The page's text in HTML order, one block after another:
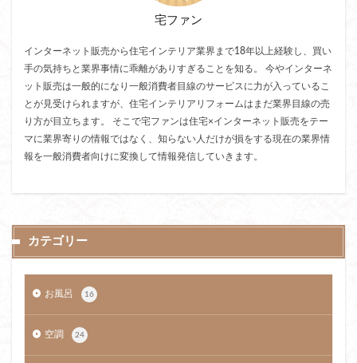
宅ファン
インターネット販売から住宅インテリア業界まで18年以上経験し、買い
手の気持ちと業界事情に乖離がありすぎることを知る。 今やインターネ
ット販売は一般的になり一般消費者目線のサービスに力が入っているこ
とが見受けられますが、住宅インテリアリフォームはまだ業界目線の売
り方が目立ちます。 そこで宅ファンは住宅×インターネット販売をテー
マに業界寄りの情報ではなく、知らない人だけが損をする現在の業界情
報を一般消費者向けに変換して情報発信していきます。
カテゴリー
お風呂 16
空調 24